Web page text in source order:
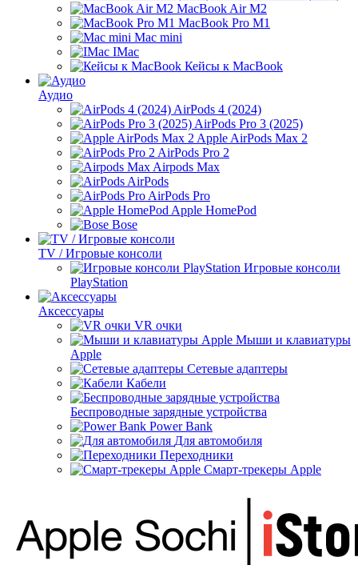
MacBook Air M2
MacBook Pro M1
Mac mini
IMac
Кейсы к MacBook
Аудио
AirPods 4 (2024)
AirPods Pro 3 (2025)
Apple AirPods Max 2
AirPods Pro 2
Airpods Max
AirPods
AirPods Pro
Apple HomePod
Bose
TV / Игровые консоли
Игровые консоли
PlayStation
Аксессуары
VR очки
Мыши и клавиатуры
Apple
Сетевые адаптеры
Кабели
Беспроводные зарядные устройства
Power Bank
Для автомобиля
Переходники
Смарт-трекеры Apple